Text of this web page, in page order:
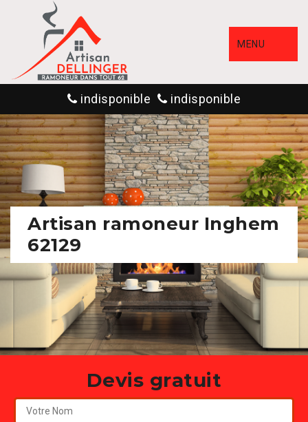
MENU
indisponible indisponible
Artisan ramoneur Inghem
62129
Devis gratuit